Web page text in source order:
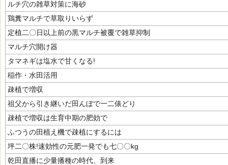
ルチ穴の雑草対策に海砂
鶏糞マルチで草取りいらず
定植二〇日以上前の黒マルチ被覆で雑草抑制
マルチ穴開け器
タマネギは塩水で甘くなる!
稲作・水田活用
疎植で増収
祖父から引き継いだ田んぼで一二俵どり
疎植で増収は生育中期の肥効で
ふつうの田植え機で疎植にするには
坪二〇株!速効性の元肥一発でも七〇〇kg
乾田直播に少量播種の時代、到来